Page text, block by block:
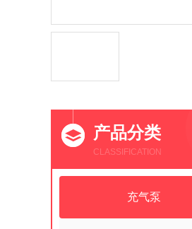
产品分类
CLASSIFICATION
充气泵